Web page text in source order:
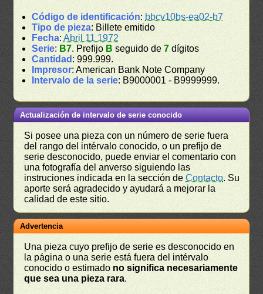
Código de identificación: bbcv10bs-ea02-b7
Tipo de pieza: Billete emitido
Fecha:Abril 11 1972
Serie: B7. Prefijo B seguido de7 dígitos
Cantidad : 999.999.
Impresor: American Bank Note Company
Intervalo de la serie: B9000001 - B9999999.
Actualización de intervalo de serie conocido
Si posee una pieza con un número de serie fuera
del rango del intérvalo conocido, o un prefijo de
serie desconocido, puede enviar el comentario con
una fotografía del anverso siguiendo las
instruciones indicada en la sección deContacto. Su
aporte será agradecido y ayudará a mejorar la
calidad de este sitio.
Advertencia
Una pieza cuyo prefijo de serie es desconocido en
la página o una serie está fuera del intérvalo
conocido o estimado no significa necesariamente
que sea una pieza rara.